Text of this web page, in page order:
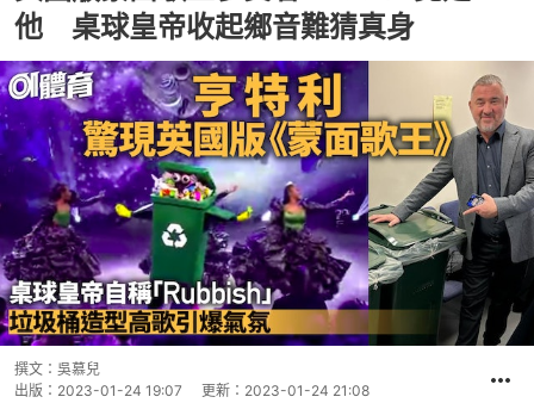
他 桌球皇帝收起鄉音難猜真身
撰文： 吳慕兒
出版： 2023-01-24 19:07 更新： 2023-01-24 21:08